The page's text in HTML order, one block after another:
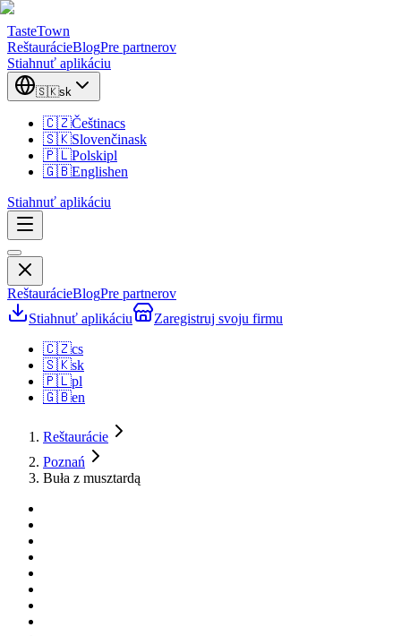
TasteTown
ReštaurácieBlogPre partnerov
Stiahnuť aplikáciu
🇸🇰sk
🇨🇿Češtinacs
🇸🇰Slovenčinask
🇵🇱Polskipl
🇬🇧Englishen
Stiahnuť aplikáciu
ReštaurácieBlogPre partnerov
Stiahnuť aplikáciu
Zaregistruj svoju firmu
🇨🇿cs
🇸🇰sk
🇵🇱pl
🇬🇧en
Reštaurácie
Poznań
Buła z musztardą